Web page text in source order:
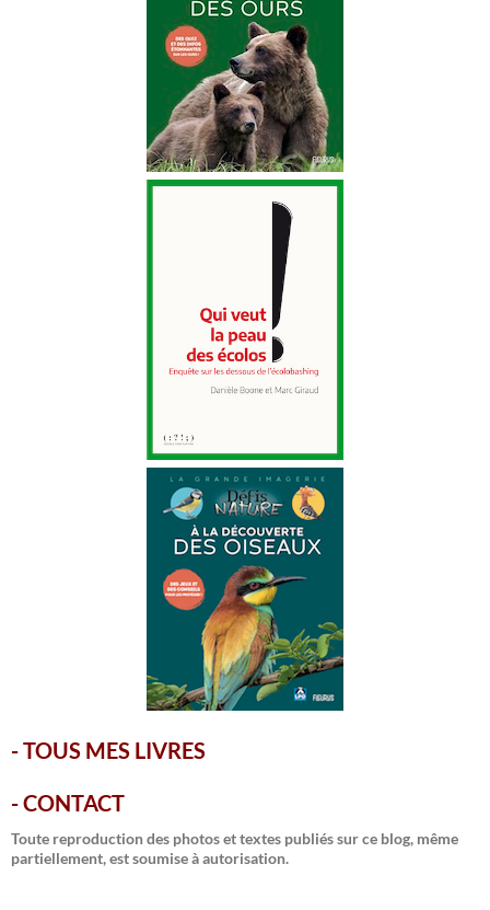
-TOUS MES LIVRES
-CONTACT
Toute reproduction des photos et textes publiés sur ce blog, même
partiellement, est soumise à autorisation.